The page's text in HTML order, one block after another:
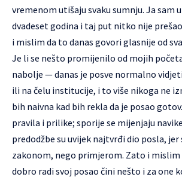
vremenom utišaju svaku sumnju. Ja sam
dvadeset godina i taj put nitko nije
i mislim da to danas govori glasnije od
Je li se nešto promijenilo od mojih
nabolje — danas je posve normalno
ili na čelu institucije, i to više nikoga ne
bih naivna kad bih rekla da je posao
pravila i prilike; sporije se mijenjaju
predodžbe su uvijek najtvrđi dio posla, jer
zakonom, nego primjerom. Zato i mislim
dobro radi svoj posao čini nešto i za one